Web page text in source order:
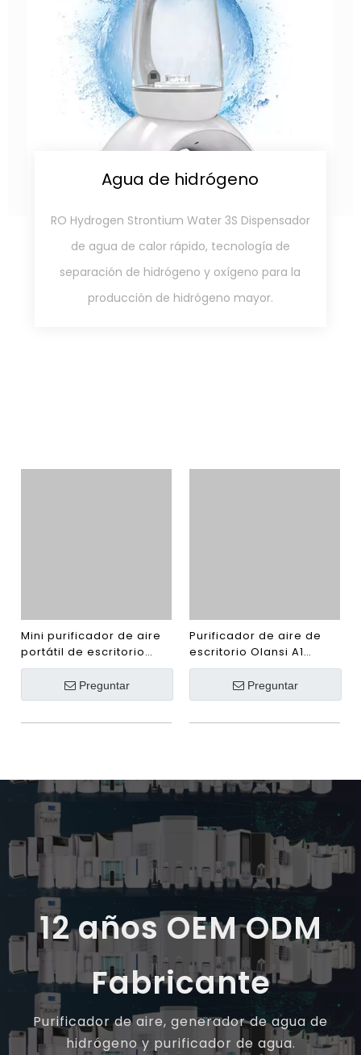
Agua de hidrógeno
RO Hydrogen Strontium Water 3S Dispensador
de agua de calor rápido, tecnología de
separación de hidrógeno y oxígeno para la
producción de hidrógeno mayor.
Hepa H13 110V y 220V
limpiador de aire de
Purificador de aire de
auto de entrada OLANSI
K05A de 360 ​​grados con
filtro HEPA Mini Purifier
de aire Air Clearner y
ionizador de aire
Preguntar
OLANSI K05B Vehículo de
automóvil Vehículo
portátil 12V HEPA Home
Car Purificador de aire
Preguntar
OLANSI A12B 2021
DESKTOP UVC Purifier de
aire FILTRO HEPA
Purificador Purificador
de aire CE Purificador de
aire limpio PM2.5
Preguntar
OLANSI A17A Purificador
de aire lavable no
consumible lavable para
el dormitorio en casa
Escritorio de oficina
Preguntar